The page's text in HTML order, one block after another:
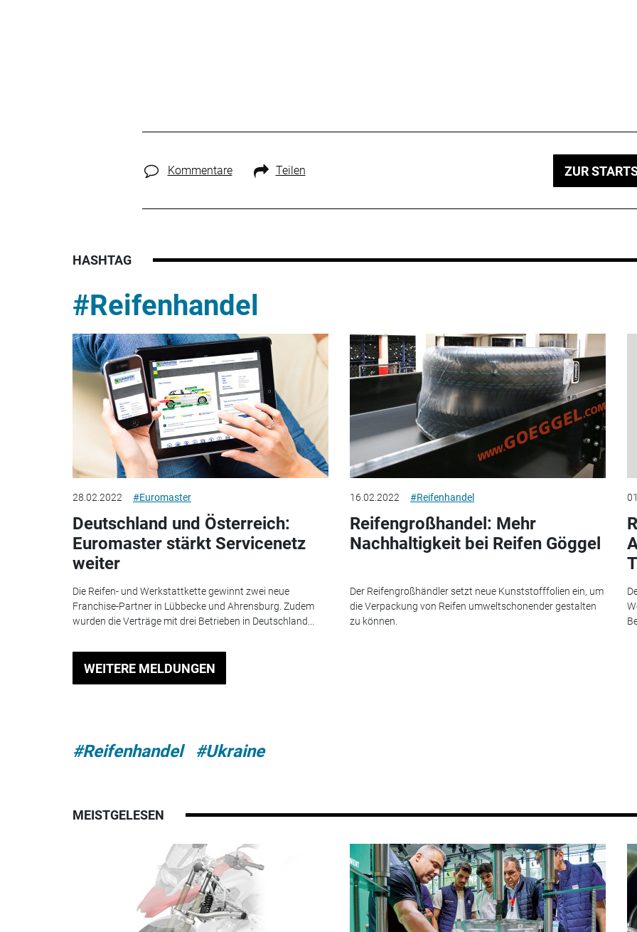
Kommentare Teilen ZUR
HASHTAG
#Reifenhandel
28.02.2022 #Euromaster
Deutschland und Österreich:
Euromaster stärkt Servicenetz
weiter
Die Reifen- und Werkstattkette gewinnt zwei neue
Franchise-Partner in Lübbecke und Ahrensburg. Zudem
wurden die Verträge mit drei Betrieben in Deutschland...
16.02.2022 #Reifenhandel
Reifengroßhandel: Mehr
Nachhaltigkeit bei Reifen Göggel
Der Reifengroßhändler setzt neue Kunststofffolien ein, um
die Verpackung von Reifen umweltschonender gestalten
zu können.
WEITERE MELDUNGEN
#Reifenhandel #Ukraine
MEISTGELESEN